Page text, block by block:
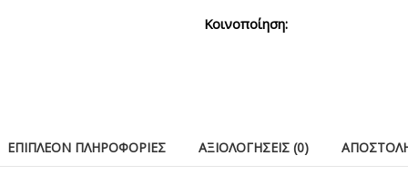
Κοινοποίηση:
ΕΠΙΠΛΈΟΝ ΠΛΗΡΟΦΟΡΊΕΣ ΑΞΙΟΛΟΓΉΣΕΙΣ (0)